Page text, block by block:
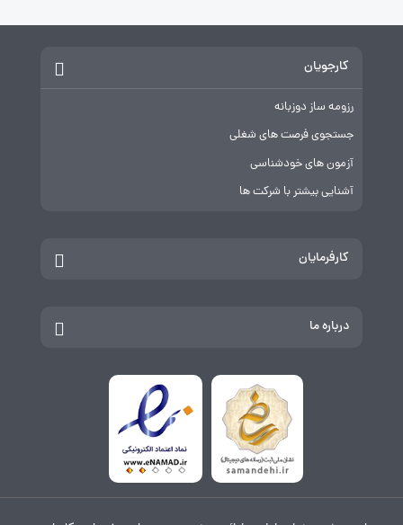
کارجویان
رزومه ساز دوزبانه
جستجوی فرصت های شغلی
آزمون های خودشناسی
آشنایی بیشتر با شرکت ها
کارفرمایان
درباره ما